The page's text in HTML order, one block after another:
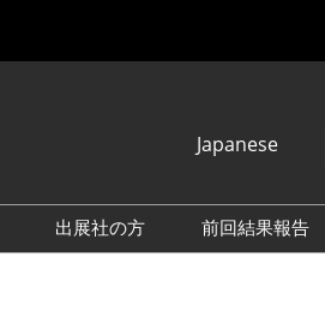
Japanese
English
簡体中文
出展社の方
前回結果報告